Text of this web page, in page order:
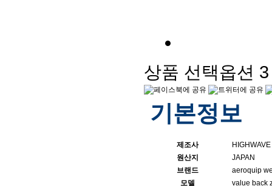
상품 선택옵션
기본정보
제조사
원산지
JAPAN
브랜드
aeroquip
모델
value back